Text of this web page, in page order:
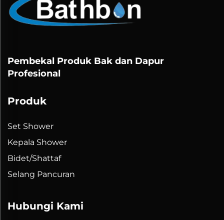
Pembekal Produk Bak dan Dapur
Profesional
Produk
Set Shower
Kepala Shower
Bidet/Shattaf
Selang Pancuran
Hubungi Kami